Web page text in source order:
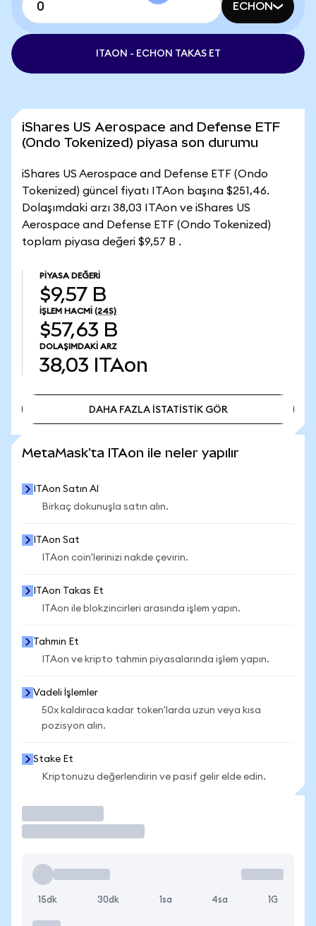
ECHON
ITAON - ECHON TAKAS ET
iShares US Aerospace and Defense ETF
(Ondo Tokenized) piyasa son durumu
iShares US Aerospace and Defense ETF (Ondo
Tokenized) güncel fiyatı ITAon başına $251,46.
Dolaşımdaki arzı 38,03 ITAon ve iShares US
Aerospace and Defense ETF (Ondo Tokenized)
toplam piyasa değeri $9,57 B .
PIYASA DEĞERI
$9,57 B
İŞLEM HACMI (24S)
$57,63 B
DOLAŞIMDAKI ARZ
38,03 ITAon
DAHA FAZLA İSTATİSTİK GÖR
MetaMask'ta ITAon ile neler yapılır
ITAon Satın Al
Birkaç dokunuşla satın alın.
ITAon Sat
ITAon coin'lerinizi nakde çevirin.
ITAon Takas Et
ITAon ile blokzincirleri arasında işlem yapın.
Tahmin Et
ITAon ve kripto tahmin piyasalarında işlem yapın.
Vadeli İşlemler
50x kaldıraca kadar token'larda uzun veya kısa
pozisyon alın.
Stake Et
Kriptonuzu değerlendirin ve pasif gelir elde edin.
15dk 30dk 1sa 4sa 1G